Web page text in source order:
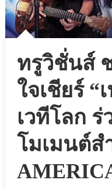
ทรูวิชั่นส์
ใจเชียร์ “
เวทีโลก
โมเมนต์